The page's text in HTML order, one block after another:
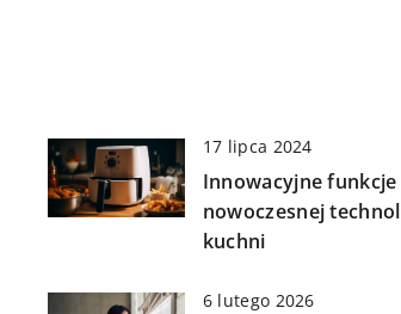
17 lipca 2024
Innowacyjne
nowoczesnej
kuchni
6 lutego 2026